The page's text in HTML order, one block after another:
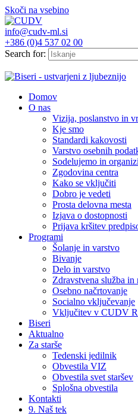
Skoči na vsebino
info@cudv-ml.si
+386 (0)4 537 02 00
Search for:
Domov
O nas
Vizija, poslanstvo in
Kje smo
Standardi kakovosti
Varstvo osebnih
Sodelujemo in
Zgodovina centra
Kako se vključiti
Dobro je vedeti
Prosta delovna mesta
Izjava o dostopnosti
Prijava kršitev
Programi
Šolanje in varstvo
Bivanje
Delo in varstvo
Zdravstvena služba in
Osebno načrtovanje
Socialno vključevanje
Vključitev v CUDV
Biseri
Aktualno
Za starše
Tedenski jedilnik
Obvestila VIZ
Obvestila svet staršev
Splošna obvestila
Kontakti
9. Naš tek